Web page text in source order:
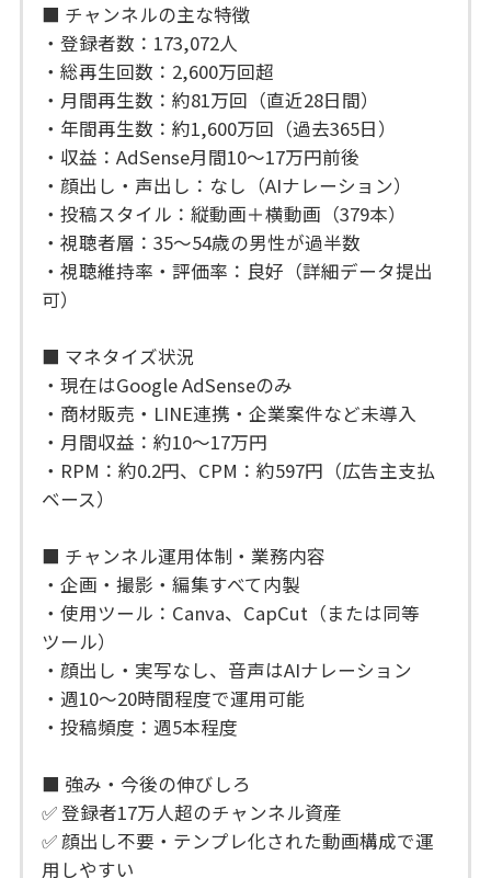
■ チャンネルの主な特徴
・登録者数：173,072人
・総再生回数：2,600万回超
・月間再生数：約81万回（直近28日間）
・年間再生数：約1,600万回（過去365日）
・収益：AdSense月間10〜17万円前後
・顔出し・声出し：なし（AIナレーション）
・投稿スタイル：縦動画＋横動画（379本）
・視聴者層：35〜54歳の男性が過半数
・視聴維持率・評価率：良好（詳細データ提出
可）
■ マネタイズ状況
・現在はGoogle AdSenseのみ
・商材販売・LINE連携・企業案件など未導入
・月間収益：約10〜17万円
・RPM：約0.2円、CPM：約597円（広告主支払
ベース）
■ チャンネル運用体制・業務内容
・企画・撮影・編集すべて内製
・使用ツール：Canva、CapCut（または同等
ツール）
・顔出し・実写なし、音声はAIナレーション
・週10〜20時間程度で運用可能
・投稿頻度：週5本程度
■ 強み・今後の伸びしろ
✅ 登録者17万人超のチャンネル資産
✅ 顔出し不要・テンプレ化された動画構成で運
用しやすい